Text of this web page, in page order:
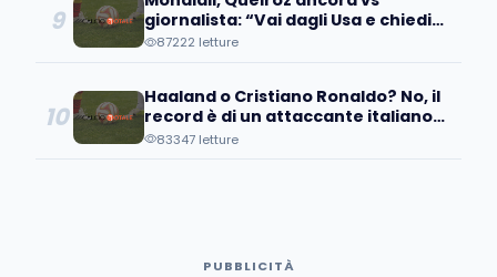
9
giornalista: “Vai dagli Usa e chiedi
della ritirata delle loro truppe dall'...
87222 letture
10
Haaland o Cristiano Ronaldo? No, il
record è di un attaccante italiano
(nostalgico)
83347 letture
PUBBLICITÀ